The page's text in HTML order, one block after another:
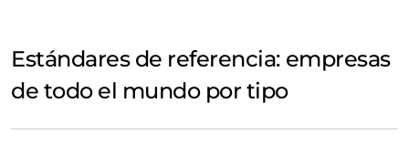
Estándares de referencia: empresas
de todo el mundo por tipo